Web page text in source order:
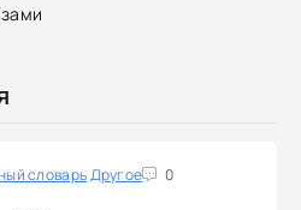
словарьДругое 0